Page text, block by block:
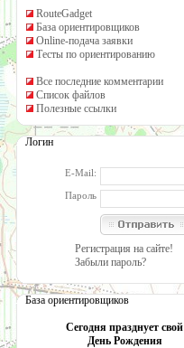
RouteGadget
База ориентировщиков
Online-подача заявки
Тесты по ориентированию
Все последние комментарии
Список файлов
Полезные ссылки
Логин
E-Mail:
Пароль
Регистрация на сайте!
Забыли пароль?
База ориентировщиков
Сегодня празднует свой
День Рождения